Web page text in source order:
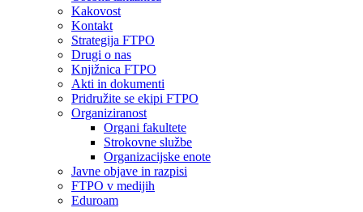
Kakovost
Kontakt
Strategija FTPO
Drugi o nas
Knjižnica FTPO
Akti in dokumenti
Pridružite se ekipi FTPO
Organiziranost
Organi fakultete
Strokovne službe
Organizacijske enote
Javne objave in razpisi
FTPO v medijih
Eduroam